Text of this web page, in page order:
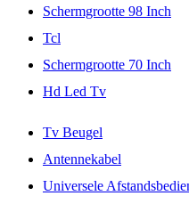
Schermgrootte 98 Inch
Tcl
Schermgrootte 70 Inch
Hd Led Tv
Tv Beugel
Antennekabel
Universele